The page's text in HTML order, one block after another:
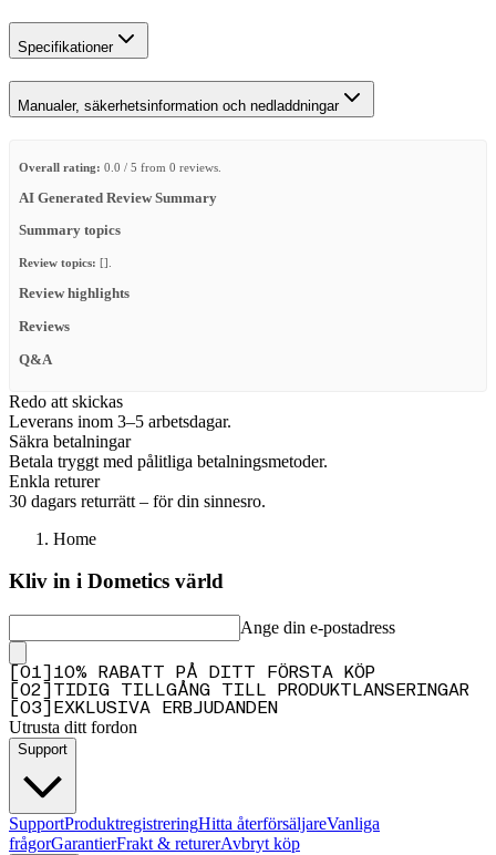
Specifikationer
Manualer, säkerhetsinformation och nedladdningar
Overall rating: 0.0 / 5 from 0 reviews.
AI Generated Review Summary
Summary topics
Review topics: [].
Review highlights
Reviews
Q&A
Redo att skickas
Leverans inom 3–5 arbetsdagar.
Säkra betalningar
Betala tryggt med pålitliga betalningsmetoder.
Enkla returer
30 dagars returrätt – för din sinnesro.
Home
Kliv in i Dometics värld
Ange din e-postadress
01
10% RABATT PÅ DITT FÖRSTA KÖP
02
TIDIG TILLGÅNG TILL PRODUKTLANSERINGAR
03 EXKLUSIVA ERBJUDANDEN
Utrusta ditt fordon
Support
SupportProduktregistreringHitta återförsäljareVanliga
frågorGarantierFrakt & returerAvbryt köp